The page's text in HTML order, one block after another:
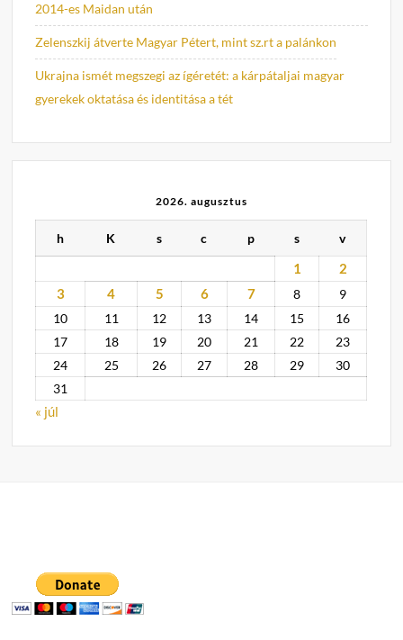
2014-es Maidan után
Zelenszkij átverte Magyar Pétert, mint sz.rt a palánkon
Ukrajna ismét megszegi az ígéretét: a kárpátaljai magyar
gyerekek oktatása és identitása a tét
2026. augusztus
h K s c p s v
1
2
3
4 5 6 7 8
9
10
11 12 13 14 15
16
17
18 19 20 21 22
23
24
25 26 27 28 29
30
31
« júl